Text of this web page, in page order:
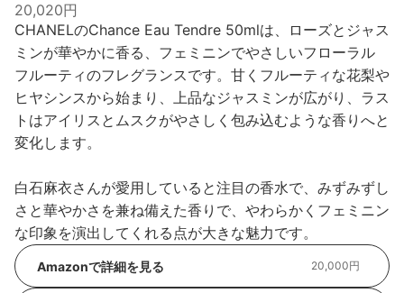
20,020円
CHANELのChance Eau Tendre 50mlは、ローズとジャス
ミンが華やかに香る、フェミニンでやさしいフローラル
フルーティのフレグランスです。甘くフルーティな花梨や
ヒヤシンスから始まり、上品なジャスミンが広がり、ラス
トはアイリスとムスクがやさしく包み込むような香りへと
変化します。
白石麻衣さんが愛用していると注目の香水で、みずみずし
さと華やかさを兼ね備えた香りで、やわらかくフェミニン
な印象を演出してくれる点が大きな魅力です。
Amazonで詳細を見る 20,000円